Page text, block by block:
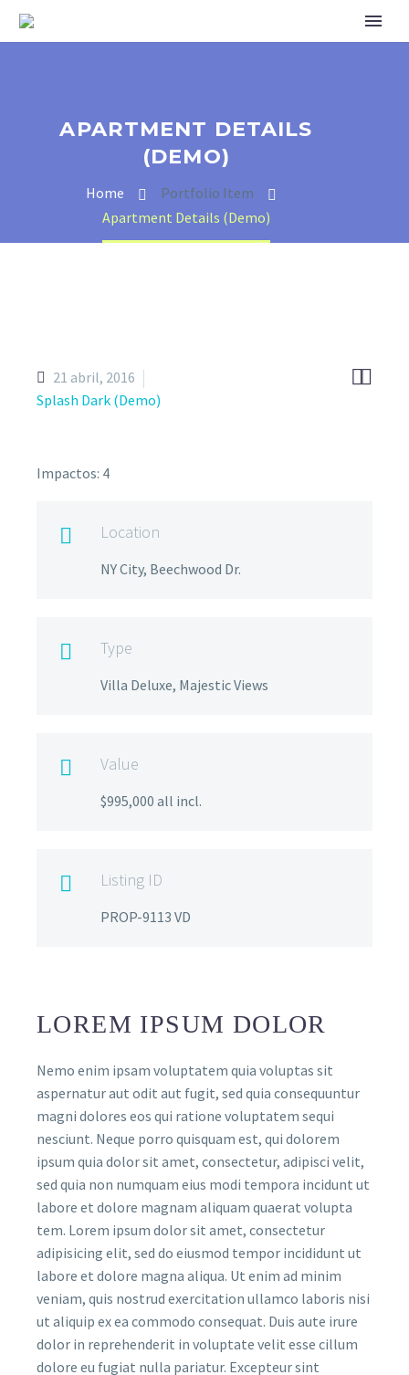
APARTMENT DETAILS
(DEMO)
Home
Portfolio Item
Apartment Details (Demo)

21 abril, 2016
Splash Dark (Demo)
Impactos: 4
 Location
NY City, Beechwood Dr.
 Type
Villa Deluxe, Majestic Views
 Value
$995,000 all incl.
 Listing ID
PROP-9113 VD
LOREM IPSUM DOLOR
Nemo enim ipsam voluptatem quia voluptas sit
aspernatur aut odit aut fugit, sed quia consequuntur
magni dolores eos qui ratione voluptatem sequi
nesciunt. Neque porro quisquam est, qui dolorem
ipsum quia dolor sit amet, consectetur, adipisci velit,
sed quia non numquam eius modi tempora incidunt ut
labore et dolore magnam aliquam quaerat volupta
tem. Lorem ipsum dolor sit amet, consectetur
adipisicing elit, sed do eiusmod tempor incididunt ut
labore et dolore magna aliqua. Ut enim ad minim
veniam, quis nostrud exercitation ullamco laboris nisi
ut aliquip ex ea commodo consequat. Duis aute irure
dolor in reprehenderit in voluptate velit esse cillum
dolore eu fugiat nulla pariatur. Excepteur sint